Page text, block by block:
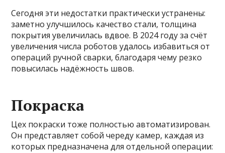
Сегодня эти недостатки практически устранены:
заметно улучшилось качество стали, толщина
покрытия увеличилась вдвое. В 2024 году за счёт
увеличения числа роботов удалось избавиться от
операций ручной сварки, благодаря чему резко
повысилась надёжность швов.
Покраска
Цех покраски тоже полностью автоматизирован.
Он представляет собой череду камер, каждая из
которых предназначена для отдельной операции: